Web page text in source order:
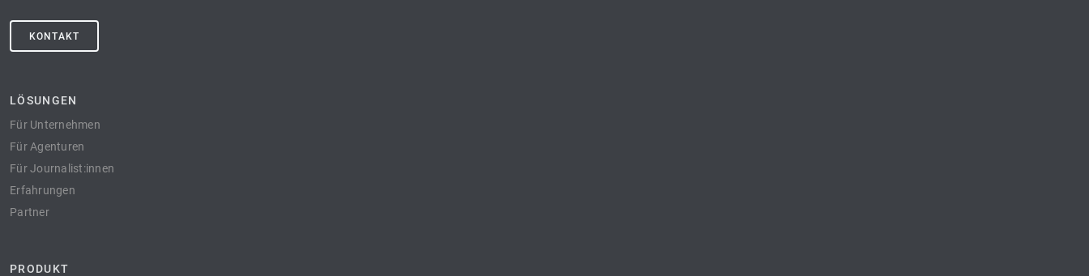
KONTAKT
LÖSUNGEN
Für Unternehmen
Für Agenturen
Für Journalist:innen
Erfahrungen
Partner
PRODUKT